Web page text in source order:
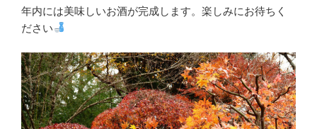
年内には美味しいお酒が完成します。楽しみにお待ちく
ださい